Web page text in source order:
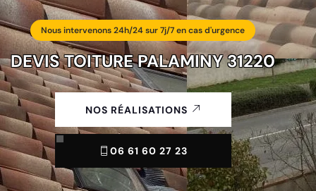
Nous intervenons 24h/24 sur 7j/7 en cas d'urgence
DEVIS TOITURE PALAMINY 31220
NOS RÉALISATIONS
06 61 60 27 23